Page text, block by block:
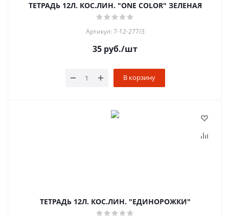
ТЕТРАДЬ 12Л. КОС.ЛИН. "ONE COLOR" ЗЕЛЕНАЯ
Артикул: 7-12-277/3
35 руб./шт
В корзину
ТЕТРАДЬ 12Л. КОС.ЛИН. "ЕДИНОРОЖКИ"